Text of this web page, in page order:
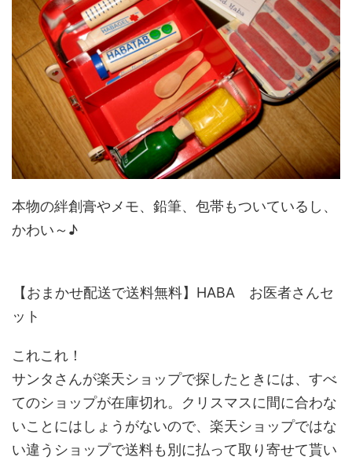
本物の絆創膏やメモ、鉛筆、包帯もついているし、
かわい～♪
【おまかせ配送で送料無料】HABA お医者さんセ
ット
これこれ！
サンタさんが楽天ショップで探したときには、すべ
てのショップが在庫切れ。クリスマスに間に合わな
いことにはしょうがないので、楽天ショップではな
い違うショップで送料も別に払って取り寄せて貰い